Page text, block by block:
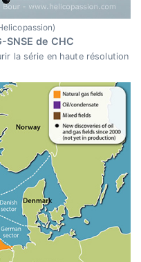
SNSE de CHC
la série en haute résolution